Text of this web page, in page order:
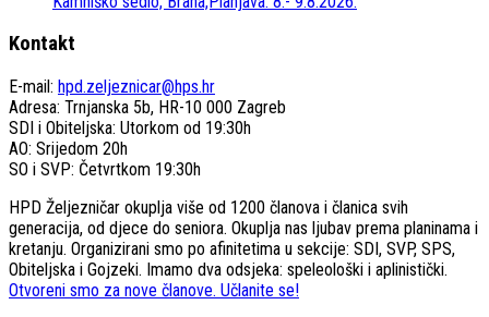
Kontakt
E-mail: hpd.zeljeznicar@hps.hr
Adresa: Trnjanska 5b, HR-10 000 Zagreb
SDI i Obiteljska: Utorkom od 19:30h
AO: Srijedom 20h
SO i SVP: Četvrtkom 19:30h
HPD Željezničar okuplja više od 1200 članova i članica svih
generacija, od djece do seniora. Okuplja nas ljubav prema planinama i
kretanju. Organizirani smo po afinitetima u sekcije: SDI, SVP, SPS,
Obiteljska i Gojzeki. Imamo dva odsjeka: speleološki i aplinistički.
Otvoreni smo za nove članove. Učlanite se!